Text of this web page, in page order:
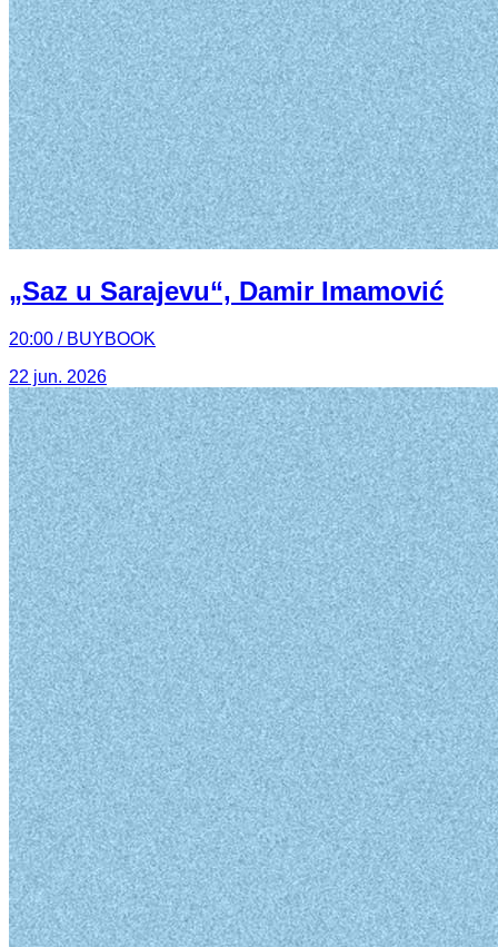
„Saz u Sarajevu“, Damir Imamović
20:00 / BUYBOOK
22 jun. 2026